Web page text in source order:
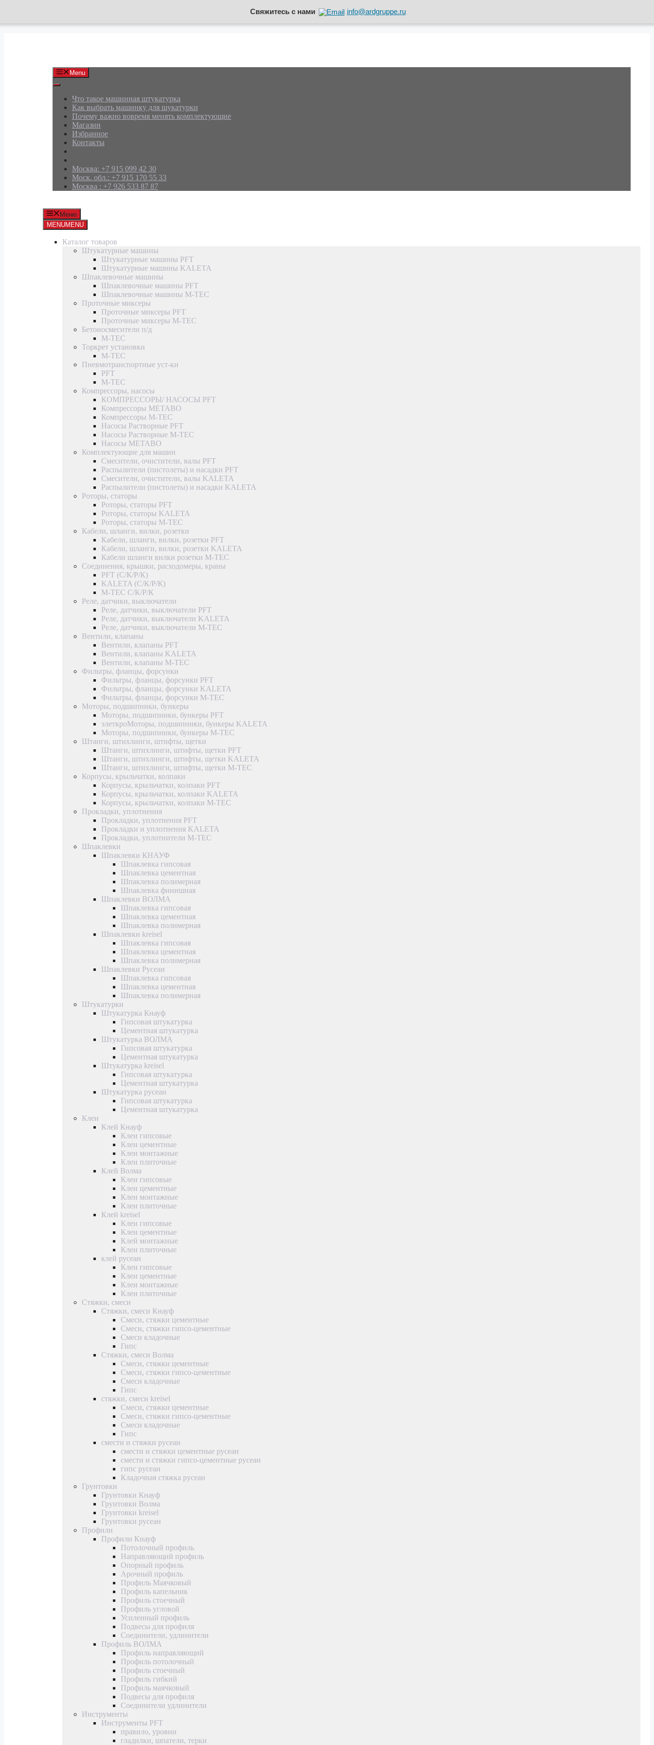
Свяжитесь с нами info@ardgruppe.ru
Menu
Что такое машинная штукатурка
Как выбрать машинку для шукатурки
Почему важно вовремя менять комплектующие
Магазин
Избранное
Контакты
Москва: +7 915 099 42 30
Моск. обл.: +7 915 170 55 33
Москва : +7 926 533 87 87
Меню
MENUMENU
Каталог товаров
Штукатурные машины
Штукатурные машины PFT
Штукатурные машины KALETA
Шпаклевочные машины
Шпаклевочные машины PFT
Шпаклевочные машины M-TEC
Проточные миксеры
Проточные миксеры PFT
Проточные миксеры M-TEC
Бетоносмесители п/д
M-TEC
Торкрет установки
M-TEC
Пневмотранспортные уст-ки
PFT
M-TEC
Компрессоры, насосы
КОМПРЕССОРЫ/ НАСОСЫ PFT
Компрессоры METABO
Компрессоры M-TEC
Насосы Растворные PFT
Насосы Растворные M-TEC
Насосы METABO
Комплектующие для машин
Смесители, очистители, валы PFT
Распылители (пистолеты) и насадки PFT
Смесители, очистители, валы KALETA
Распылители (пистолеты) и насадки KALETA
Роторы, статоры
Роторы, статоры PFT
Роторы, статоры KALETA
Роторы, статоры M-TEC
Кабели, шланги, вилки, розетки
Кабели, шланги, вилки, розетки PFT
Кабели, шланги, вилки, розетки KALETA
Кабели шланги вилки розетки M-TEC
Соединения, крышки, расходомеры, краны
PFT (С/К/Р/К)
KALETA (С/К/Р/К)
M-TEC С/К/Р/К
Реле, датчики, выключатели
Реле, датчики, выключатели PFT
Реле, датчики, выключатели KALETA
Реле, датчики, выключатели M-TEC
Вентили, клапаны
Вентили, клапаны PFT
Вентили, клапаны KALETA
Вентили, клапаны M-TEC
Фильтры, фланцы, форсунки
Фильтры, фланцы, форсунки PFT
Фильтры, фланцы, форсунки KALETA
Фильтры, фланцы, форсунки M-TEC
Моторы, подшипники, бункеры
Моторы, подшипники, бункеры PFT
элеткроМоторы, подшипники, бункеры KALETA
Моторы, подшипники, бункеры M-TEC
Штанги, штихлинги, штифты, щетки
Штанги, штихлинги, штифты, щетки PFT
Штанги, штихлинги, штифты, щетки KALETA
Штанги, штихлинги, штифты, щетки M-TEC
Корпусы, крыльчатки, колпаки
Корпусы, крыльчатки, колпаки PFT
Корпусы, крыльчатки, колпаки KALETA
Корпусы, крыльчатки, колпаки M-TEC
Прокладки, уплотнения
Прокладки, уплотнения PFT
Прокладки и уплотнения KALETA
Прокладки, уплотнители M-TEC
Шпаклевки
Шпаклевки КНАУФ
Шпаклевка гипсовая
Шпаклевка цементная
Шпаклевка полимерная
Шпаклевка финишная
Шпаклевки ВОЛМА
Шпаклевка гипсовая
Шпаклевка цементная
Шпаклевка полимерная
Шпаклевки kreisel
Шпаклевка гипсовая
Шпаклевка цементная
Шпаклевка полимерная
Шпаклевки Русеан
Шпаклевка гипсовая
Шпаклевка цементная
Шпаклевка полимерная
Штукатурки
Штукатурка Кнауф
Гипсовая штукатурка
Цементная штукатурка
Штукатурка ВОЛМА
Гипсовая штукатурка
Цементная штукатурка
Штукатурка kreisel
Гипсовая штукатурка
Цементная штукатурка
Штукатурка русеан
Гипсовая штукатурка
Цементная штукатурка
Клеи
Клей Кнауф
Клеи гипсовые
Клеи цементные
Клеи монтажные
Клеи плиточные
Клей Волма
Клеи гипсовые
Клеи цементные
Клеи монтажные
Клеи плиточные
Клей kreisel
Клеи гипсовые
Клеи цементные
Клей монтажные
Клеи плиточные
клей русеан
Клеи гипсовые
Клеи цементные
Клеи монтажные
Клеи плиточные
Стяжки, смеси
Стяжки, смеси Кнауф
Смеси, стяжки цементные
Смеси, стяжки гипсо-цементные
Смеси кладочные
Гипс
Стяжки, смеси Волма
Смеси, стяжки цементные
Смеси, стяжки гипсо-цементные
Смеси кладочные
Гипс
стяжки, смеси kreisel
Смеси, стяжки цементные
Смеси, стяжки гипсо-цементные
Смеси кладочные
Гипс
смести и стяжки русеан
смести и стяжки цементные русеан
смести и стяжки гипсо-цементные русеан
гипс русеан
Кладочная стяжка русеан
Грунтовки
Грунтовки Кнауф
Грунтовки Волма
Грунтовки kreisel
Грунтовки русеан
Профили
Профили Кнауф
Потолочный профиль
Направляющий профиль
Опорный профиль
Арочный профиль
Профиль Маячковый
Профиль капельник
Профиль стоечный
Профиль угловой
Усиленный профиль
Подвесы для профиля
Соединители, удлинители
Профиль ВОЛМА
Профиль направляющий
Профиль потолочный
Профиль стоечный
Профиль гибкий
Профиль маячковый
Подвесы для профиля
Соединители удлинители
Инструменты
Инструменты PFT
правило, уровни
гладилки, шпатели, терки